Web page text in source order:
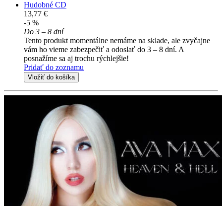
Hudobné CD
13,77 €
-5 %
Do 3 – 8 dní
Tento produkt momentálne nemáme na sklade, ale zvyčajne
vám ho vieme zabezpečiť a odoslať do 3 – 8 dní. A
posnažíme sa aj trochu rýchlejšie!
Pridať do zoznamu
Vložiť do košíka